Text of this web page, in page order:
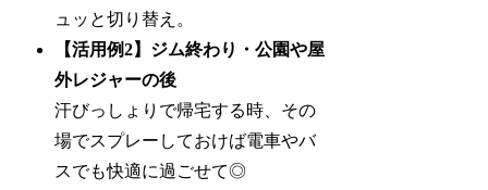
ュッと切り替え。
【活用例2】ジム終わり・公園や屋
外レジャーの後
汗びっしょりで帰宅する時、その
場でスプレーしておけば電車やバ
スでも快適に過ごせて◎